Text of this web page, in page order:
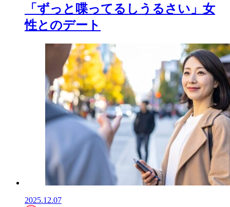
「ずっと喋ってるしうるさい」女
性とのデート
2025.12.07